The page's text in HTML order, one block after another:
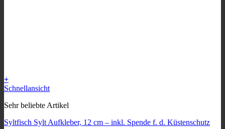
+
Dieses
weist
Varianten
Schnellansicht
Sehr beliebte Artikel
Syltfisch Sylt Aufkleber, 12 cm – inkl. Spende f. d. Küstenschutz